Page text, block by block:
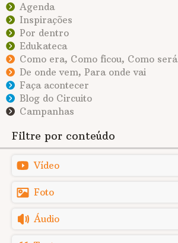
Agenda
Inspirações
Por dentro
Edukateca
Como era, Como ficou, Como será
De onde vem, Para onde vai
Faça acontecer
Blog do Circuito
Campanhas
Filtre por conteúdo
Vídeo
Foto
Áudio